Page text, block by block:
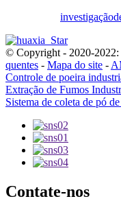
investigação
© Copyright - 2020-2022:
quentes - Mapa do site -
Controle de poeira
Extração de Fumos
Sistema de coleta de pó
Contate-nos